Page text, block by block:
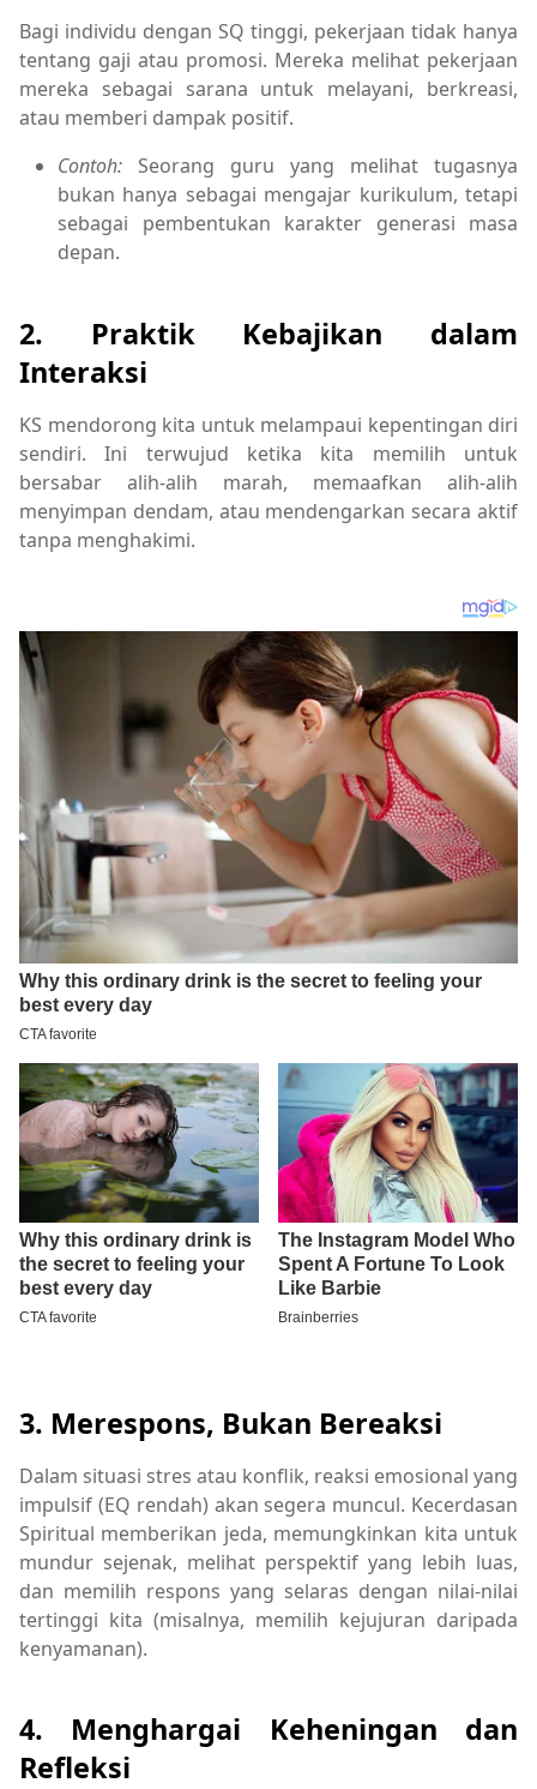
Bagi individu dengan SQ tinggi, pekerjaan tidak hanya
tentang gaji atau promosi. Mereka melihat pekerjaan
mereka sebagai sarana untuk melayani, berkreasi,
atau memberi dampak positif.
Contoh: Seorang guru yang melihat tugasnya
bukan hanya sebagai mengajar kurikulum, tetapi
sebagai pembentukan karakter generasi masa
depan.
2. Praktik Kebajikan dalam
Interaksi
KS mendorong kita untuk melampaui kepentingan diri
sendiri. Ini terwujud ketika kita memilih untuk
bersabar alih-alih marah, memaafkan alih-alih
menyimpan dendam, atau mendengarkan secara aktif
tanpa menghakimi.
3. Merespons, Bukan Bereaksi
Dalam situasi stres atau konflik, reaksi emosional yang
impulsif (EQ rendah) akan segera muncul. Kecerdasan
Spiritual memberikan jeda, memungkinkan kita untuk
mundur sejenak, melihat perspektif yang lebih luas,
dan memilih respons yang selaras dengan nilai-nilai
tertinggi kita (misalnya, memilih kejujuran daripada
kenyamanan).
4. Menghargai Keheningan dan
Refleksi